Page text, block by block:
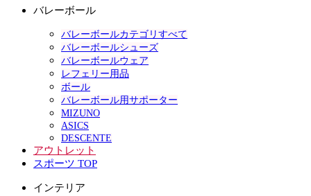
バレーボール
バレーボールカテゴリすべて
バレーボールシューズ
バレーボールウェア
レフェリー用品
ボール
バレーボール用サポーター
MIZUNO
ASICS
DESCENTE
アウトレット
スポーツ TOP
インテリア